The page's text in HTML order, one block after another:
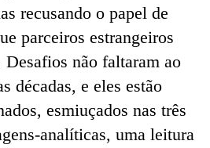
recusando o papel de
parceiros estrangeiros
não faltaram ao
décadas, e eles estão
esmiuçados nas três
analíticas, uma leitura